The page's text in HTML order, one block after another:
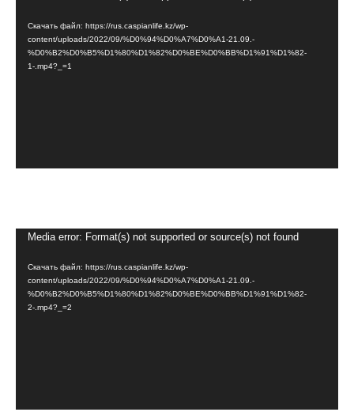
Скачать файл: https://rus.caspianlife.kz/wp-
content/uploads/2022/09/%D0%94%D0%A7%D0%A1-21.09.-
%D0%B2%D0%B5%D1%80%D1%82%D0%BE%D0%BB%D1%91%D1%82-
1-.mp4?_=1
Видеоплеер
Media error: Format(s) not supported or source(s) not found
Скачать файл: https://rus.caspianlife.kz/wp-
content/uploads/2022/09/%D0%94%D0%A7%D0%A1-21.09.-
%D0%B2%D0%B5%D1%80%D1%82%D0%BE%D0%BB%D1%91%D1%82-
2-.mp4?_=2